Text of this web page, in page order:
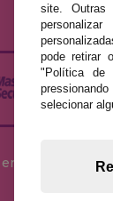
site. Outras
pode retirar
"Política de
selecionar